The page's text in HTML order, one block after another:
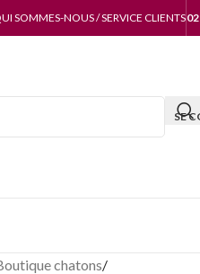
SOMMES-NOUS / SERVICE CLIENTS
SE
chatons/